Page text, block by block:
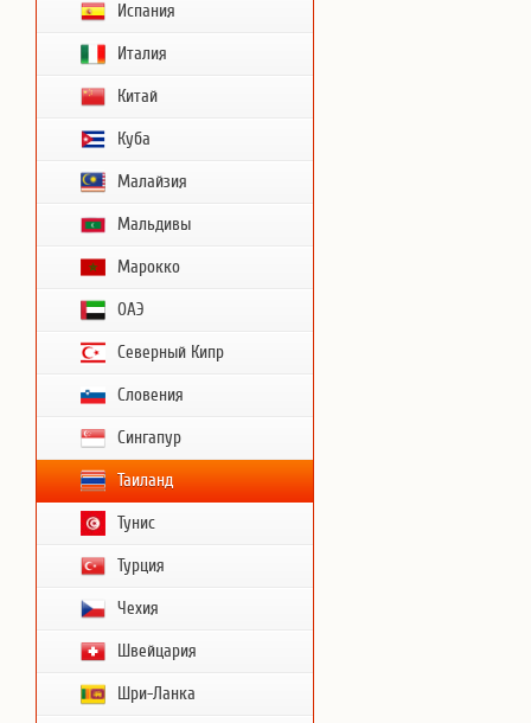
Испания
Италия
Китай
Куба
Малайзия
Мальдивы
Марокко
ОАЭ
Северный Кипр
Словения
Сингапур
Таиланд
Тунис
Турция
Чехия
Швейцария
Шри-Ланка